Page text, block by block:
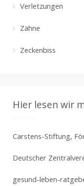
Verletzungen
Zähne
Zeckenbiss
Hier lesen wir
Carstens-Stiftung,
Deutscher
gesund-leben-